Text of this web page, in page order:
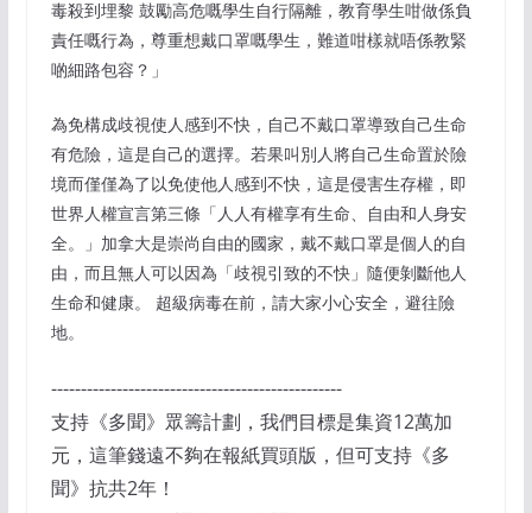
毒殺到埋黎 鼓勵高危嘅學生自行隔離，教育學生咁做係負
責任嘅行為，尊重想戴口罩嘅學生，難道咁樣就唔係教緊
啲細路包容？」
為免構成歧視使人感到不快，自己不戴口罩導致自己生命
有危險，這是自己的選擇。若果叫別人將自己生命置於險
境而僅僅為了以免使他人感到不快，這是侵害生存權，即
世界人權宣言第三條「人人有權享有生命、自由和人身安
全。」加拿大是崇尚自由的國家，戴不戴口罩是個人的自
由，而且無人可以因為「歧視引致的不快」隨便剝斷他人
生命和健康。 超級病毒在前，請大家小心安全，避往險
地。
-------------------------------------------------
支持《多聞》眾籌計劃，我們目標是集資12萬加
元，這筆錢遠不夠在報紙買頭版，但可支持《多
聞》抗共2年！